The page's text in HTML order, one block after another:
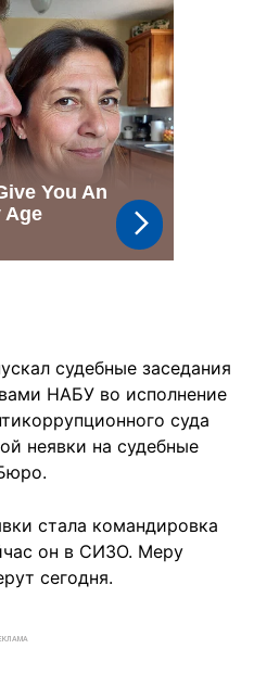
судебные заседания
НАБУ во исполнение
суда
неявки на судебные
стала командировка
он в СИЗО. Меру
сегодня.